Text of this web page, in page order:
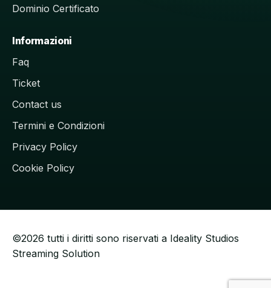
Dominio Certificato
Informazioni
Faq
Ticket
Contact us
Termini e Condizioni
Privacy Policy
Cookie Policy
©2026 tutti i diritti sono riservati a Ideality Studios
Streaming Solution